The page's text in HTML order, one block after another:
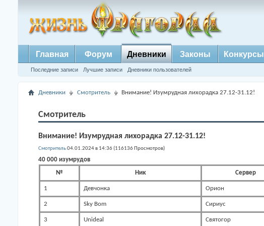
Главная Форум Дневники
Последние записи Лучшие записи Дневники пользователей
Законы Конкурсы
Дневники Смотритель Внимание! Изумрудная лихорадка 27.12-31.12!
Смотритель
Внимание! Изумрудная лихорадка 27.12-31.12!
Смотритель04.01.2024 в 14:36 (116136 Просмотров)
40 000 изумрудов
№
Ник Сервер
1 Девчонка Орион
2 Sky Bom Сириус
3 Unideal Святогор